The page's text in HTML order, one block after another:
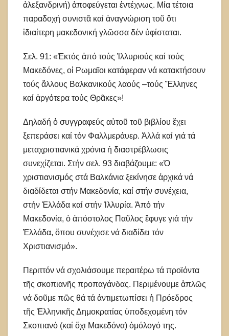
ἀλεξανδρινή) ἀποφεύγεται ἐντέχνως. Μία τέτοια
παραδοχή συνιστᾶ καί ἀναγνώριση τοῦ ὅτι
ἰδιαίτερη μακεδονική γλῶσσα δέν ὑφίσταται.
Σελ. 91: «Ἐκτός ἀπό τούς Ἰλλυριούς καί τούς
Μακεδόνες, οἱ Ρωμαῖοι κατάφεραν νά κατακτήσουν
τούς ἄλλους Βαλκανικούς λαούς –τούς Ἕλληνες
καί ἀργότερα τούς Θρᾶκες»!
Δηλαδή ὁ συγγραφεύς αὐτοῦ τοῦ βιβλίου ἔχει
ξεπεράσει καί τόν Φαλλμεράυερ. Ἀλλά καί γιά τά
μεταχριστιανικά χρόνια ἡ διαστρέβλωσις
συνεχίζεται. Στήν σελ. 93 διαβάζουμε: «Ὁ
χριστιανισμός στά Βαλκάνια ξεκίνησε ἀρχικά νά
διαδίδεται στήν Μακεδονία, καί στήν συνέχεια,
στήν Ἑλλάδα καί στήν Ἰλλυρία. Ἀπό τήν
Μακεδονία, ὁ ἀπόστολος Παῦλος ἔφυγε γιά τήν
Ἑλλάδα, ὅπου συνέχισε νά διαδίδει τόν
Χριστιανισμό».
Περιττόν νά σχολιάσουμε περαιτέρω τά προϊόντα
τῆς σκοπιανῆς προπαγάνδας. Περιμένουμε ἁπλῶς
νά δοῦμε πῶς θά τά ἀντιμετωπίσει ἡ Πρόεδρος
τῆς Ἑλληνικῆς Δημοκρατίας ὑποδεχομένη τόν
Σκοπιανό (καί ὄχι Μακεδόνα) ὁμόλογό της.